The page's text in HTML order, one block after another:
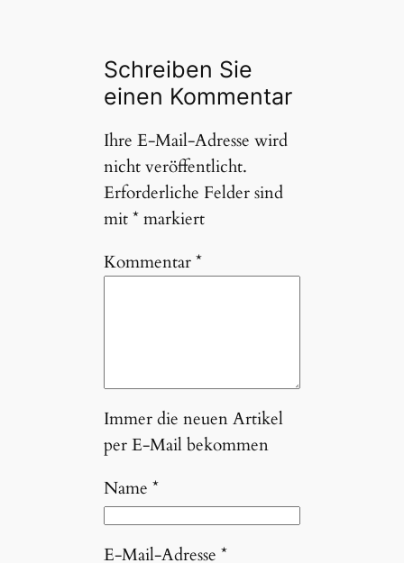
Schreiben Sie
einen Kommentar
Ihre E-Mail-Adresse wird
nicht veröffentlicht.
Erforderliche Felder sind
mit*markiert
Kommentar*
Immer die neuen Artikel
per E-Mail bekommen
Name*
E-Mail-Adresse*